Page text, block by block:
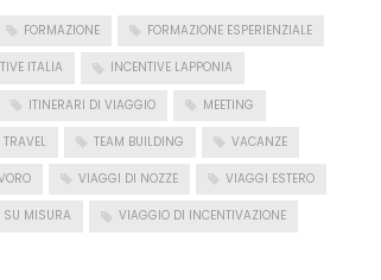
FORMAZIONE FORMAZIONE ESPERIENZIALE
ITALIA INCENTIVE LAPPONIA
ITINERARI DI VIAGGIO MEETING
TEAM BUILDING VACANZE
VIAGGI DI NOZZE VIAGGI ESTERO
MISURA VIAGGIO DI INCENTIVAZIONE